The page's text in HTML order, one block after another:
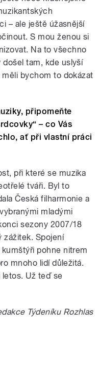
– ale ještě úžasnější
S mou ženou si
Na to všechno
tam, kde uslyší
měli bychom to dokázat
připomeňte
– co Vás
ať při vlastní práci
při které se muzika
tváři. Byl to
Česká filharmonie a
mladými
sezony 2007/18
zážitek. Spojení
pohne nitrem
mnoho lidí důležitá.
Už teď se
Týdeníku Rozhlas